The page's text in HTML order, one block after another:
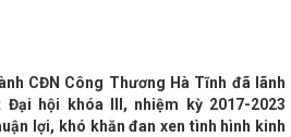
lực tăng trưởng mới
Hữu Trác
Bí thư Tỉnh ủy thăm, tặng quà
cấp bách khắc phục hậu quả cơn
JETRO kết nối nhà đầu tư Nhật
CĐN Công Thương Hà Tĩnh đã lãnh
hội khóa III, nhiệm kỳ 2017-2023
lợi, khó khăn đan xen tình hình kinh